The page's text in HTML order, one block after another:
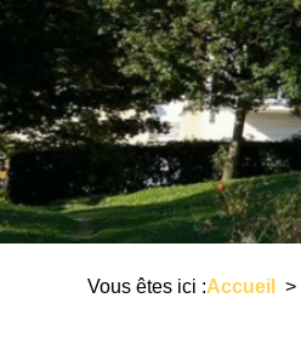
Vous êtes ici :Accueil >